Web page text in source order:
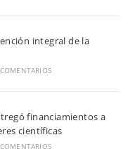
integral de la
financiamientos a
científicas